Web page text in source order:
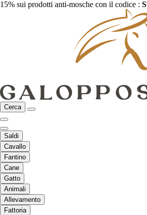
15% sui prodotti anti-mosche con il codice :
Cerca
Saldi
Cavallo
Fantino
Cane
Gatto
Animali
Allevamento
Fattoria